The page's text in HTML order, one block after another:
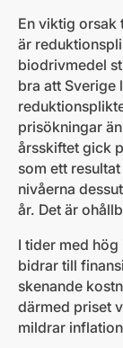
En viktig orsak
är
biodrivmedel
bra att Sverige
prisökningar
årsskiftet gick
som ett
nivåerna
år. Det är
I tider med
bidrar till
skenande
därmed priset
mildrar